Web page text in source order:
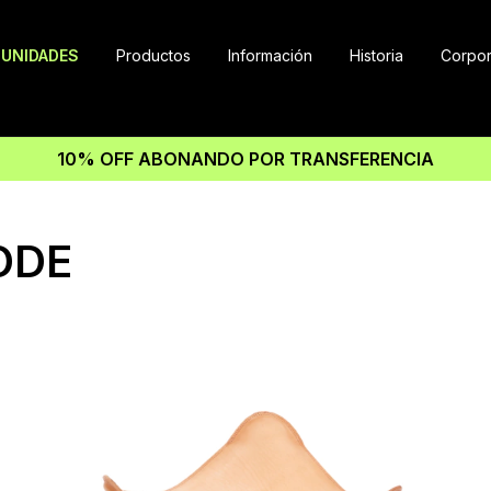
Productos Información Historia
10% OFF ABONANDO POR TRANSFERENCIA